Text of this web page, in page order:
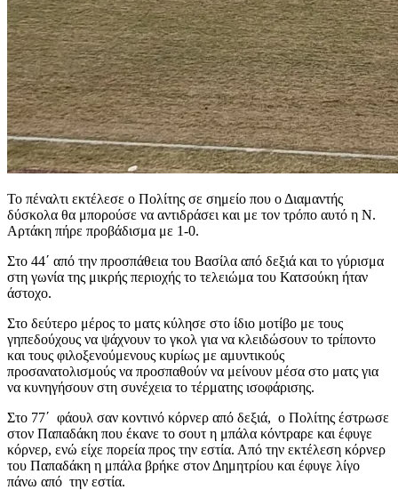
Το πέναλτι εκτέλεσε ο Πολίτης σε σημείο που ο Διαμαντής
δύσκολα θα μπορούσε να αντιδράσει και με τον τρόπο αυτό η Ν.
Αρτάκη πήρε προβάδισμα με 1-0.
Στο 44΄ από την προσπάθεια του Βασίλα από δεξιά και το γύρισμα
στη γωνία της μικρής περιοχής το τελειώμα του Κατσούκη ήταν
άστοχο.
Στο δεύτερο μέρος το ματς κύλησε στο ίδιο μοτίβο με τους
γηπεδούχους να ψάχνουν το γκολ για να κλειδώσουν το τρίποντο
και τους φιλοξενούμενους κυρίως με αμυντικούς
προσανατολισμούς να προσπαθούν να μείνουν μέσα στο ματς για
να κυνηγήσουν στη συνέχεια το τέρματης ισοφάρισης.
Στο 77΄ φάουλ σαν κοντινό κόρνερ από δεξιά, ο Πολίτης έστρωσε
στον Παπαδάκη που έκανε το σουτ η μπάλα κόντραρε και έφυγε
κόρνερ, ενώ είχε πορεία προς την εστία. Από την εκτέλεση κόρνερ
του Παπαδάκη η μπάλα βρήκε στον Δημητρίου και έφυγε λίγο
πάνω από την εστία.